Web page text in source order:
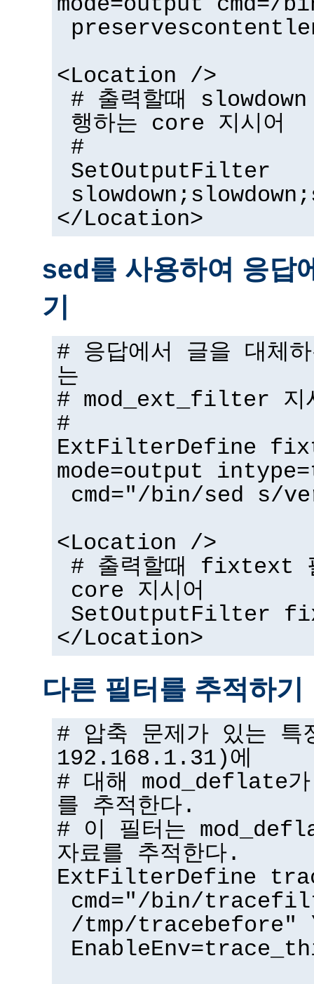
<Location />
# 출력할때
행하는 core 지시어
#
SetOutputFilter
</Location>
sed를 사용하여 응답
기
# 응답에서 글을 대체
는
# mod_ext_filter 지
#
ExtFilterDefine
mode=output
cmd="/bin/sed s/
<Location />
# 출력할때 fixtext
core 지시어
SetOutputFilter
</Location>
다른 필터를 추적하기
# 압축 문제가 있는 특
192.168.1.31)에
# 대해 mod_deflate
를 추적한다.
# 이 필터는
자료를 추적한다.
ExtFilterDefine
cmd="/bin/
/tmp/tracebefore"